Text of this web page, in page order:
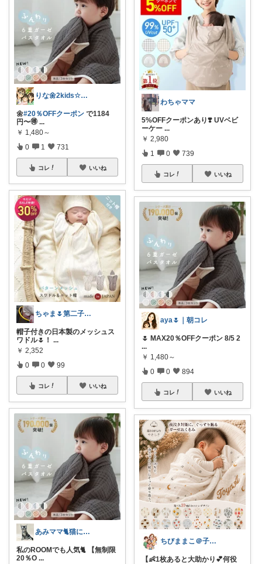
りな🌼2kids☆毎日をちょっと快適に
🌼#20％OFFクーポン で1184
円〜🉐 ...
￥ 1,480～
0 1 731
コレ いいね
ちゃま🌷第二子妊娠中
帽子付きの日本製のメッシュス
ワドル🌷！ ...
￥ 2,352
0 0 99
コレ いいね
あみママ🐈猫に起こされた日は朝コレ派
私のROOMでも人気🐈 【無制限
20％O ...
わちゃママ
5%OFFクーポンあり❣️ UVベビ
ーケー ...
￥ 2,980
1 0 739
コレ いいね
aya🌷｜朝コレ
🌷 MAX20％OFFクーポン 8/5 2
...
￥ 1,480～
0 0 894
コレ いいね
ちびままこ＠子供4人/日常を豊かに❤️
【👶1枚あると大助かり💕何役